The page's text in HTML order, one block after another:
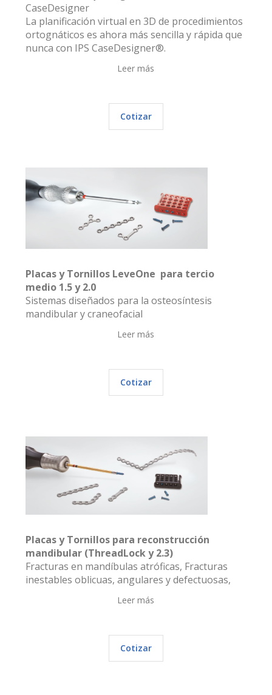
CaseDesigner
La planificación virtual en 3D de procedimientos
ortognáticos es ahora más sencilla y rápida que
nunca con IPS CaseDesigner®.
Leer más
Cotizar
Placas y Tornillos LeveOne para tercio
medio 1.5 y 2.0
Sistemas diseñados para la osteosíntesis
mandibular y craneofacial
Leer más
Cotizar
Placas y Tornillos para reconstrucción
mandibular (ThreadLock y 2.3)
Fracturas en mandíbulas atróficas, Fracturas
inestables oblicuas, angulares y defectuosas,
Leer más
Cotizar